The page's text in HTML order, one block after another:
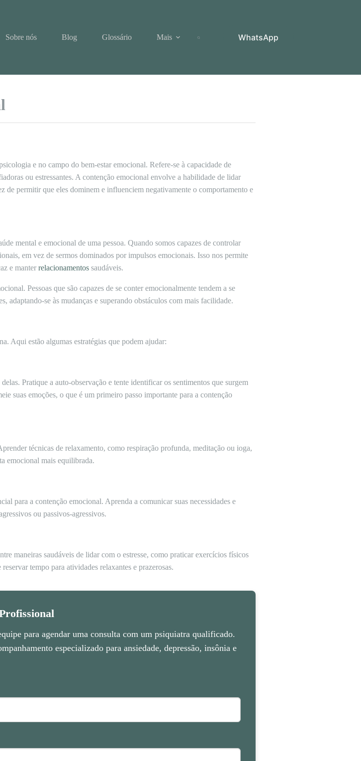
Sobre nós Blog Glossário Mais WhatsApp
e no campo do bem-estar emocional. Refere-se à capacidade de
ou estressantes. A contenção emocional envolve a habilidade de lidar
de permitir que eles dominem e influenciem negativamente o comportamento e
mental e emocional de uma pessoa. Quando somos capazes de controlar
em vez de sermos dominados por impulsos emocionais. Isso nos permite
e manter relacionamentos saudáveis.
Pessoas que são capazes de se conter emocionalmente tendem a se
adaptando-se às mudanças e superando obstáculos com mais facilidade.
Aqui estão algumas estratégias que podem ajudar:
Pratique a auto-observação e tente identificar os sentimentos que surgem
suas emoções, o que é um primeiro passo importante para a contenção
técnicas de relaxamento, como respiração profunda, meditação ou ioga,
emocional mais equilibrada.
para a contenção emocional. Aprenda a comunicar suas necessidades e
ou passivos-agressivos.
maneiras saudáveis de lidar com o estresse, como praticar exercícios físicos
tempo para atividades relaxantes e prazerosas.
para agendar uma consulta com um psiquiatra qualificado.
especializado para ansiedade, depressão, insônia e